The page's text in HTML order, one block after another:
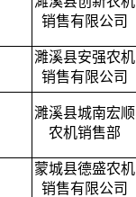
销售有限公司
濉溪县安强农机
销售有限公司
濉溪县城南宏顺
农机销售部
蒙城县德盛农机
销售有限公司